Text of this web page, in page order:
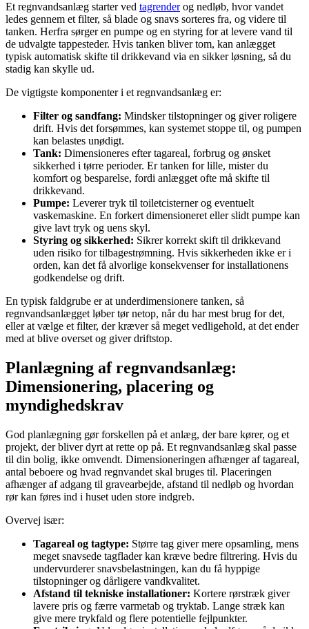
Et regnvandsanlæg starter ved tagrenderog nedløb, hvor vandet
ledes gennem et filter, så blade og snavs sorteres fra, og videre til
tanken. Herfra sørger en pumpe og en styring for at levere vand til
de udvalgte tappesteder. Hvis tanken bliver tom, kan anlægget
typisk automatisk skifte til drikkevand via en sikker løsning, så du
stadig kan skylle ud.
De vigtigste komponenter i et regnvandsanlæg er:
Filter og sandfang: Mindsker tilstopninger og giver roligere
drift. Hvis det forsømmes, kan systemet stoppe til, og pumpen
kan belastes unødigt.
Tank: Dimensioneres efter tagareal, forbrug og ønsket
sikkerhed i tørre perioder. Er tanken for lille, mister du
komfort og besparelse, fordi anlægget ofte må skifte til
drikkevand.
Pumpe: Leverer tryk til toiletcisterner og eventuelt
vaskemaskine. En forkert dimensioneret eller slidt pumpe kan
give lavt tryk og uens skyl.
Styring og sikkerhed: Sikrer korrekt skift til drikkevand
uden risiko for tilbagestrømning. Hvis sikkerheden ikke er i
orden, kan det få alvorlige konsekvenser for installationens
godkendelse og drift.
En typisk faldgrube er at underdimensionere tanken, så
regnvandsanlægget løber tør netop, når du har mest brug for det,
eller at vælge et filter, der kræver så meget vedligehold, at det ender
med at blive overset og giver driftstop.
Planlægning af regnvandsanlæg:
Dimensionering, placering og
myndighedskrav
God planlægning gør forskellen på et anlæg, der bare kører, og et
projekt, der bliver dyrt at rette op på. Et regnvandsanlæg skal passe
til din bolig, ikke omvendt. Dimensioneringen afhænger af tagareal,
antal beboere og hvad regnvandet skal bruges til. Placeringen
afhænger af adgang til gravearbejde, afstand til nedløb og hvordan
rør kan føres ind i huset uden store indgreb.
Overvej især:
Tagareal og tagtype: Større tag giver mere opsamling, mens
meget snavsede tagflader kan kræve bedre filtrering. Hvis du
undervurderer snavsbelastningen, kan du få hyppige
tilstopninger og dårligere vandkvalitet.
Afstand til tekniske installationer: Kortere rørstræk giver
lavere pris og færre varmetab og tryktab. Lange stræk kan
give mere trykfald og flere potentielle fejlpunkter.